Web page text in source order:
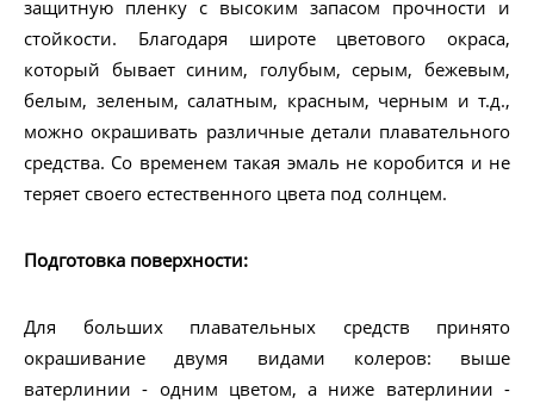
защитную пленку с высоким запасом прочности и
стойкости. Благодаря широте цветового окраса,
который бывает синим, голубым, серым, бежевым,
белым, зеленым, салатным, красным, черным и т.д.,
можно окрашивать различные детали плавательного
средства. Со временем такая эмаль не коробится и не
теряет своего естественного цвета под солнцем.
Подготовка поверхности:
Для больших плавательных средств принято
окрашивание двумя видами колеров: выше
ватерлинии - одним цветом, а ниже ватерлинии -